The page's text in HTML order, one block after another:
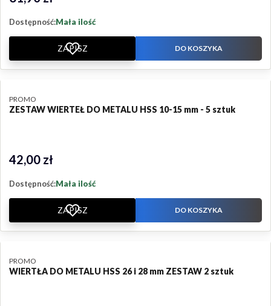
Dostępność:Mała ilość
ZAPISZ DO KOSZYKA
ZESTAW WIERTEŁ DO METALU HSS 10-15 mm - 5 sztuk
PRODUCENT
PROMO
Cena
42,00 zł
Dostępność:Mała ilość
ZAPISZ DO KOSZYKA
WIERTŁA DO METALU HSS 26 i 28 mm ZESTAW 2 sztuk
PRODUCENT
PROMO